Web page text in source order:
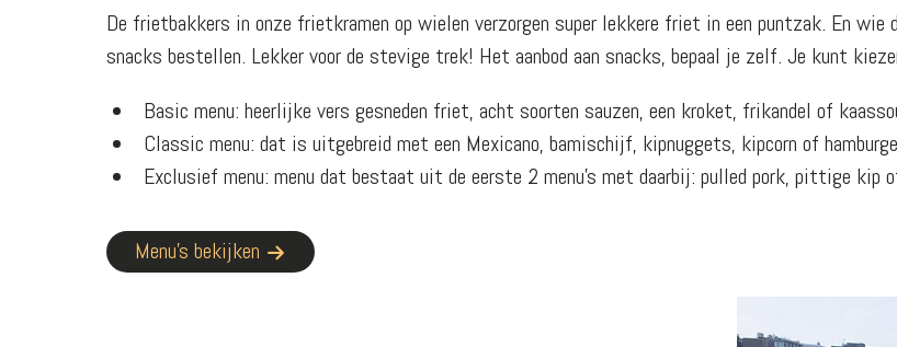
De frietbakkers in onze frietkramen op wielen verzorgen super lekkere friet in een puntzak. En wie
snacks bestellen. Lekker voor de stevige trek! Het aanbod aan snacks, bepaal je zelf. Je kunt
Basic menu: heerlijke vers gesneden friet, acht soorten sauzen, een kroket, frikandel of
Classic menu: dat is uitgebreid met een Mexicano, bamischijf, kipnuggets, kipcorn of
Exclusief menu: menu dat bestaat uit de eerste 2 menu’s met daarbij: pulled pork, pittige kip
Menu’s bekijken